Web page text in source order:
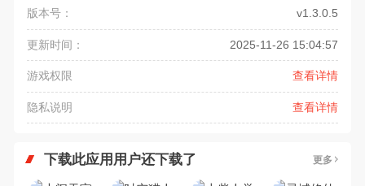
版本号： v1.3.0.5
更新时间： 2025-11-26 15:04:57
游戏权限 查看详情
隐私说明 查看详情
下载此应用用户还下载了 更多